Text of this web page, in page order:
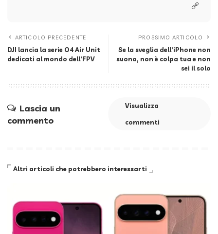
ARTICOLO PRECEDENTE
DJI lancia la serie O4 Air Unit
dedicati al mondo dell’FPV
PROSSIMO ARTICOLO
Se la sveglia dell’iPhone non
suona, non è colpa tua e non
sei il solo
Lascia un
commento
Visualizza
commenti
Altri articoli che potrebbero interessarti